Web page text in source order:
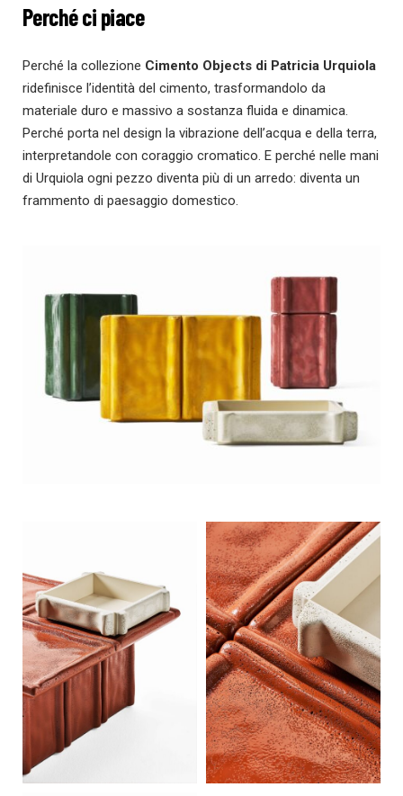
Perché ci piace
Perché la collezione Cimento Objects di Patricia Urquiola
ridefinisce l’identità del cimento, trasformandolo da
materiale duro e massivo a sostanza fluida e dinamica.
Perché porta nel design la vibrazione dell’acqua e della terra,
interpretandole con coraggio cromatico. E perché nelle mani
di Urquiola ogni pezzo diventa più di un arredo: diventa un
frammento di paesaggio domestico.